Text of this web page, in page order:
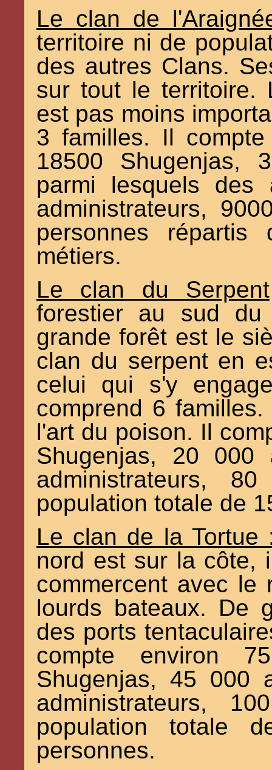
Le clan de
territoire ni de
des autres Clans.
sur tout le territoire.
est pas moins
3 familles. Il
18500 Shugenjas,
parmi lesquels
administrateurs,
personnes
métiers.
Le clan du Serpent
forestier au sud
grande forêt est le
clan du serpent en
celui qui s'y
comprend 6
l'art du poison. Il
Shugenjas, 20 000
administrateurs,
population totale de
Le clan de la Tortue
nord est sur la côte,
commercent avec le
lourds bateaux. De
des ports
compte environ
Shugenjas, 45 000
administrateurs,
population
personnes.